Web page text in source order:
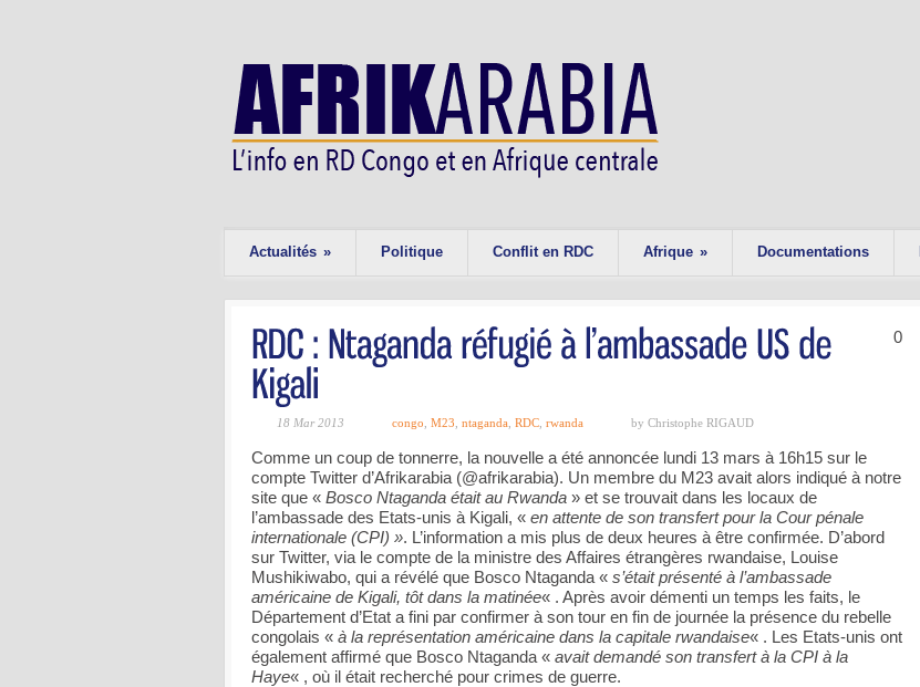
Actualités » Politique Conflit en RDC Afrique » Documentations
0
18 Mar 2013 congo M23 ntaganda RDC rwanda by Christophe RIGAUD
Comme un coup de tonnerre, la nouvelle a été annoncée lundi 13 mars à 16h15 sur le
compte Twitter d’Afrikarabia (@afrikarabia). Un membre du M23 avait alors indiqué à notre
site que « Bosco Ntaganda était au Rwanda » et se trouvait dans les locaux de
l’ambassade des Etats-unis à Kigali, « en attente de son transfert pour la Cour pénale
internationale (CPI) ». L’information a mis plus de deux heures à être confirmée. D’abord
sur Twitter, via le compte de la ministre des Affaires étrangères rwandaise, Louise
Mushikiwabo, qui a révélé que Bosco Ntaganda « s’était présenté à l’ambassade
américaine de Kigali, tôt dans la matinée« . Après avoir démenti un temps les faits, le
Département d’Etat a fini par confirmer à son tour en fin de journée la présence du rebelle
congolais « à la représentation américaine dans la capitale rwandaise« . Les Etats-unis ont
également affirmé que Bosco Ntaganda « avait demandé son transfert à la CPI à la
Haye« , où il était recherché pour crimes de guerre.